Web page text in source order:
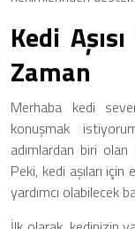
Kedi
Zaman
Merhaba kedi
konuşmak
adımlardan biri olan
Peki, kedi aşıları
yardımcı olabilecek